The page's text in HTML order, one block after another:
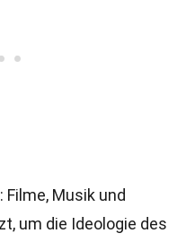
: Filme, Musik und
um die Ideologie des